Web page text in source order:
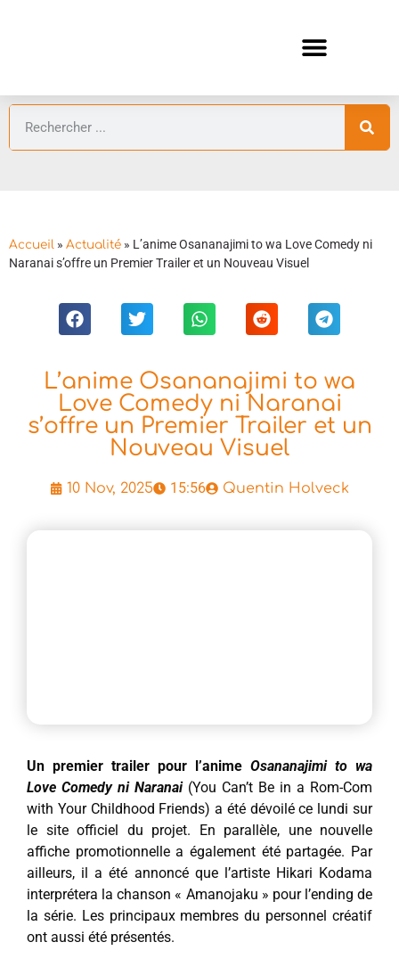
Accueil » Actualité » L’anime Osananajimi to wa Love Comedy ni
Naranai s’offre un Premier Trailer et un Nouveau Visuel
L’anime Osananajimi to wa
Love Comedy ni Naranai
s’offre un Premier Trailer et un
Nouveau Visuel
10 Nov, 2025 15:56 Quentin Holveck
Un premier trailer pour l’anime Osananajimi to wa
Love Comedy ni Naranai(You Can’t Be in a Rom-Com
with Your Childhood Friends) a été dévoilé ce lundi sur
le site officiel du projet. En parallèle, une nouvelle
affiche promotionnelle a également été partagée. Par
ailleurs, il a été annoncé que l’artiste Hikari Kodama
interprétera la chanson « Amanojaku » pour l’ending de
la série. Les principaux membres du personnel créatif
ont aussi été présentés.